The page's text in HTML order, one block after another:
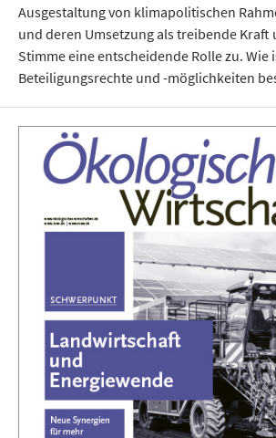
Ausgestaltung von klimapolitischen
und ­deren Umsetzung als treibende Kraft
Stimme eine entscheidende Rolle zu. Wie
Beteiligungsrechte und -möglichkeiten